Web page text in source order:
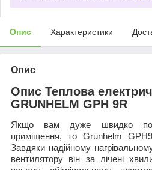
Опис Характеристики
Опис
Опис Теплова
GRUNHELM GPH 9R
Якщо вам дуже швидко
приміщення, то Grunhelm
Завдяки надійному
вентилятору він за лічені